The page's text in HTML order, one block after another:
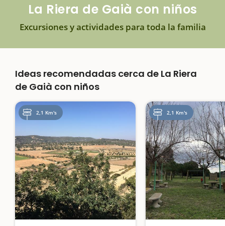
La Riera de Gaià con niños
Excursiones y actividades para toda la familia
Ideas recomendadas cerca de La Riera
de Gaià con niños
2,1 Km's 2,1 Km's